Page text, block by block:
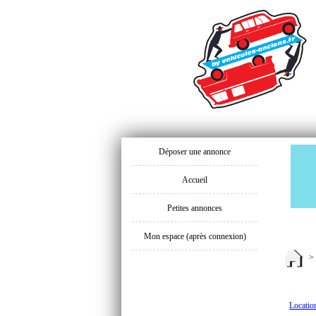
Déposer une annonce
Accueil
Petites annonces
Mon espace (après connexion)
>